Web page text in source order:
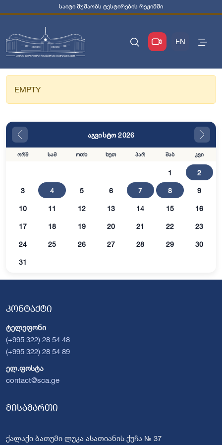
საიტი მუშაობს ტესტირების რეჟიმში
EN
EMPTY
აგვისტო 2026
ორშ სამ ოთხ ხუთ პარ შაბ კვი
1 2
3 4 5 6 7 8 9
10 11 12 13 14 15 16
17 18 19 20 21 22 23
24 25 26 27 28 29 30
31
კონტაქტი
ტელეფონი
(+995 322) 28 54 48
(+995 322) 28 54 89
ელ.ფოსტა
contact@sca.ge
მისამართი
ქალაქი ბათუმი ლუკა ასათიანის ქუჩა № 37